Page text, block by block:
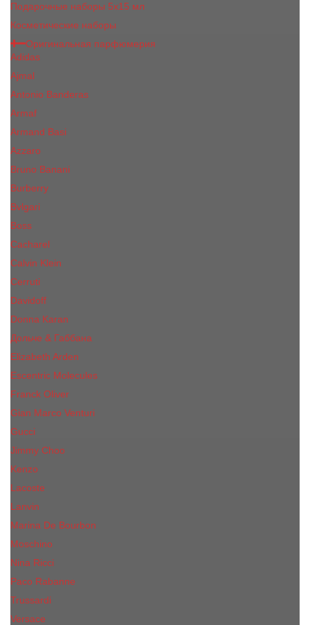
Подарочные наборы 5x15 мл
Косметические наборы
Оригинальная парфюмерия
Adidas
Ajmal
Antonio Banderas
Armaf
Armand Basi
Azzaro
Bruno Banani
Burberry
Bvlgari
Boss
Cacharel
Calvin Klein
Cerruti
Davidoff
Donna Karan
Дольче & Габбана
Elizabeth Arden
Escentric Molecules
Franck Oliver
Gian Marco Venturi
Gucci
Jimmy Choo
Kenzo
Lacoste
Lanvin
Marina De Bourbon
Moschino
Nina Ricci
Paco Rabanne
Trussardi
Versace